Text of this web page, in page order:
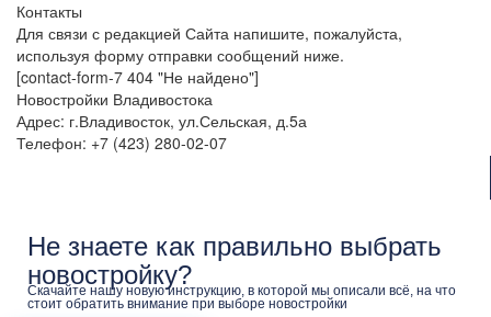
Контакты
Для связи с редакцией Сайта напишите, пожалуйста,
используя форму отправки сообщений ниже.
[contact-form-7 404 "Не найдено"]
Новостройки Владивостока
Адрес: г.Владивосток, ул.Сельская, д.5а
Телефон: +7 (423) 280-02-07
Не знаете как правильно выбрать
новостройку?
Скачайте нашу новую инструкцию, в которой мы описали всё, на что
стоит обратить внимание при выборе новостройки